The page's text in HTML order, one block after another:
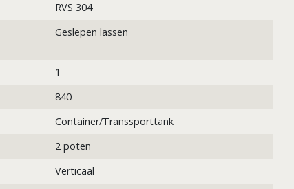
RVS 304
Geslepen lassen
1
840
Container/Transsporttank
2 poten
Verticaal